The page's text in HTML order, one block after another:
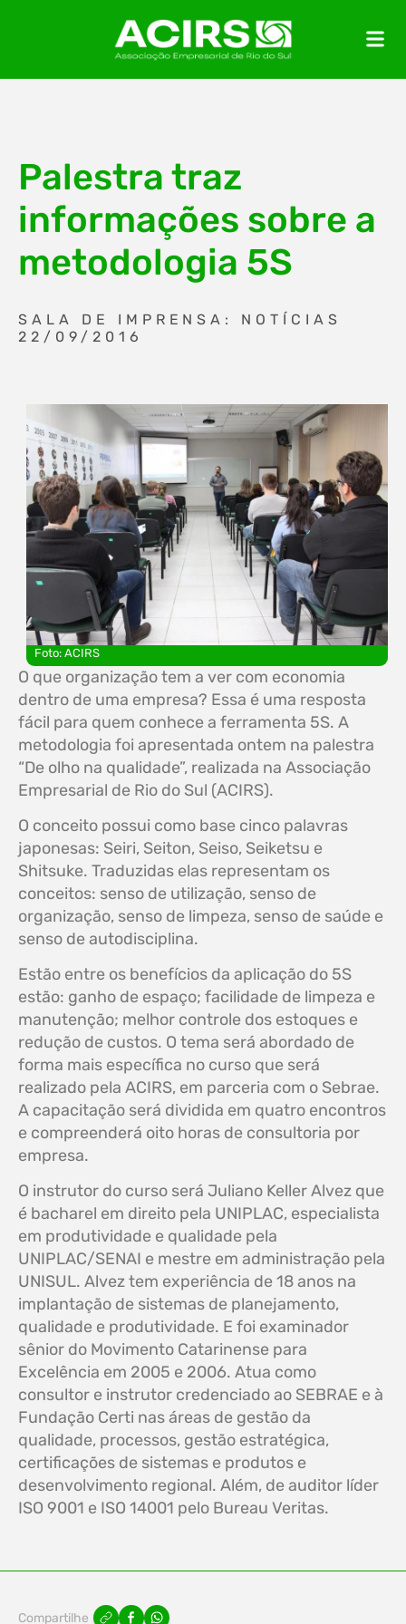
Palestra traz
informações sobre a
metodologia 5S
SALA DE IMPRENSA: NOTÍCIAS
22/09/2016
Foto: ACIRS
O que organização tem a ver com economia
dentro de uma empresa? Essa é uma resposta
fácil para quem conhece a ferramenta 5S. A
metodologia foi apresentada ontem na palestra
“De olho na qualidade”, realizada na Associação
Empresarial de Rio do Sul (ACIRS).
O conceito possui como base cinco palavras
japonesas: Seiri, Seiton, Seiso, Seiketsu e
Shitsuke. Traduzidas elas representam os
conceitos: senso de utilização, senso de
organização, senso de limpeza, senso de saúde e
senso de autodisciplina.
Estão entre os benefícios da aplicação do 5S
estão: ganho de espaço; facilidade de limpeza e
manutenção; melhor controle dos estoques e
redução de custos. O tema será abordado de
forma mais específica no curso que será
realizado pela ACIRS, em parceria com o Sebrae.
A capacitação será dividida em quatro encontros
e compreenderá oito horas de consultoria por
empresa.
O instrutor do curso será Juliano Keller Alvez que
é bacharel em direito pela UNIPLAC, especialista
em produtividade e qualidade pela
UNIPLAC/SENAI e mestre em administração pela
UNISUL. Alvez tem experiência de 18 anos na
implantação de sistemas de planejamento,
qualidade e produtividade. E foi examinador
sênior do Movimento Catarinense para
Excelência em 2005 e 2006. Atua como
consultor e instrutor credenciado ao SEBRAE e à
Fundação Certi nas áreas de gestão da
qualidade, processos, gestão estratégica,
certificações de sistemas e produtos e
desenvolvimento regional. Além, de auditor líder
ISO 9001 e ISO 14001 pelo Bureau Veritas.
Compartilhe